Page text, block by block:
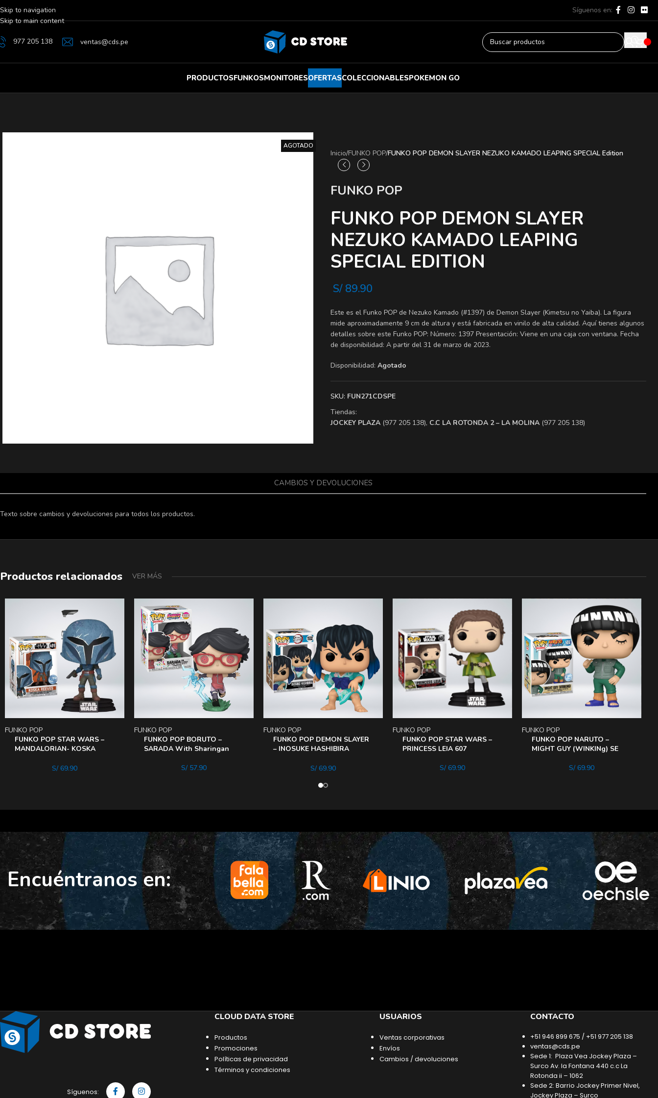
Skip to navigation
Skip to main content
Síguenos en:
977 205 138 ventas@cds.pe
PRODUCTOSFUNKOSMONITORESOFERTASCOLECCIONABLESPOKEMON GO
AGOTADO
Inicio/FUNKO POP/FUNKO POP DEMON SLAYER NEZUKO KAMADO LEAPING SPECIAL Edition
FUNKO POP
FUNKO POP DEMON SLAYER
NEZUKO KAMADO LEAPING
SPECIAL EDITION
S/89.90
Este es el Funko POP de Nezuko Kamado (#1397) de Demon Slayer (Kimetsu no Yaiba). La figura
mide aproximadamente 9 cm de altura y está fabricada en vinilo de alta calidad. Aquí tienes algunos
detalles sobre este Funko POP: Número: 1397 Presentación: Viene en una caja con ventana. Fecha
de disponibilidad: A partir del 31 de marzo de 2023.
Disponibilidad: Agotado
SKU: FUN271CDSPE
Tiendas:
​JOCKEY PLAZA (977 205 138), ​C.C LA ROTONDA 2 – LA MOLINA (977 205 138)
CAMBIOS Y DEVOLUCIONES
Texto sobre cambios y devoluciones para todos los productos.
Productos relacionados VER MÁS
FUNKO POP STAR WARS –
MANDALORIAN- KOSKA
FUNKO POP
S/69.90
FUNKO POP BORUTO –
SARADA With Sharingan
FUNKO POP
S/57.90
FUNKO POP DEMON SLAYER
– INOSUKE HASHIBIRA
FUNKO POP
S/69.90
FUNKO POP STAR WARS –
PRINCESS LEIA 607
FUNKO POP
S/69.90
FUNKO POP NARUTO –
MIGHT GUY (WINKINg) SE
FUNKO POP
S/69.90
Encuéntranos en:
Síguenos:
CLOUD DATA STORE
Productos
Promociones
Políticas de privacidad
Términos y condiciones
USUARIOS
Ventas corporativas
Envíos
Cambios / devoluciones
CONTACTO
+51 946 899 675 / +51 977 205 138
ventas@cds.pe
Sede 1: Plaza Vea Jockey Plaza –
Surco Av. la Fontana 440 c.c La
Rotonda ii – 1062
Sede 2: Barrio Jockey Primer Nivel,
Jockey Plaza – Surco